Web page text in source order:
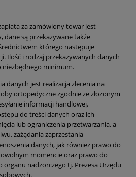
za zamówiony towar jest
dane są przekazywane także
którego następuje
Ilość i rodzaj przekazywanych danych
niezbędnego minimum.
danych jest realizacja zlecenia na
ortopedyczne zgodnie ze złożonym
informacji handlowej.
do treści danych oraz ich
lub ograniczenia przetwarzania, a
zażądania zaprzestania
danych, jak również prawo do
momencie oraz prawo do
organu nadzorczego tj. Prezesa Urzędu